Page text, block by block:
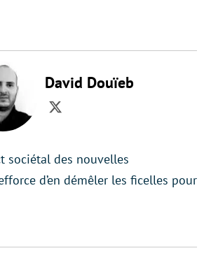
David Douïeb
Twitter
sociétal des nouvelles
d’en démêler les ficelles pour